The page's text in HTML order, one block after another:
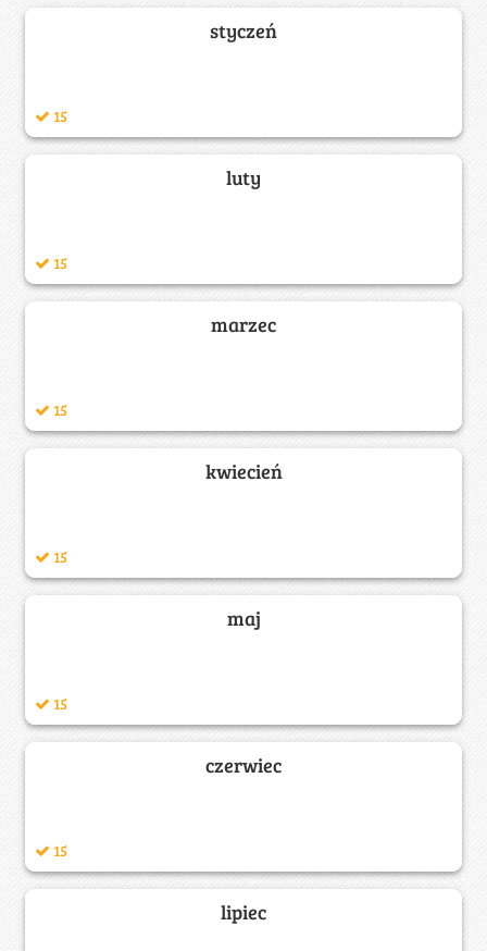
styczeń
15
luty
15
marzec
15
kwiecień
15
maj
15
czerwiec
15
lipiec